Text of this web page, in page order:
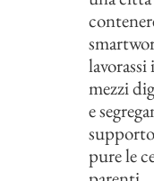
mezzi
e
pure le